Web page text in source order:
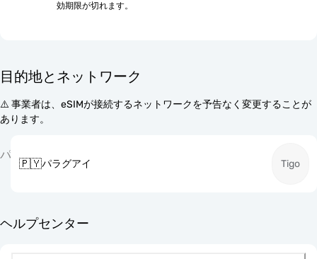
効期限が切れます。
目的地とネットワーク
⚠️ 事業者は、eSIMが接続するネットワークを予告なく変更することが
あります。
パ
🇵🇾パラグアイ Tigo
ヘルプセンター